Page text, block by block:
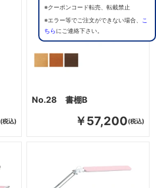
※クーポンコード転売、転載禁止
※エラー等でご注文ができない場合、
こ
ちらにご連絡下さい。
No.28 書棚B
￥57,200